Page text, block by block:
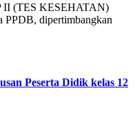
(TES KESEHATAN)
PPDB, dipertimbangkan
Peserta Didik kelas 12